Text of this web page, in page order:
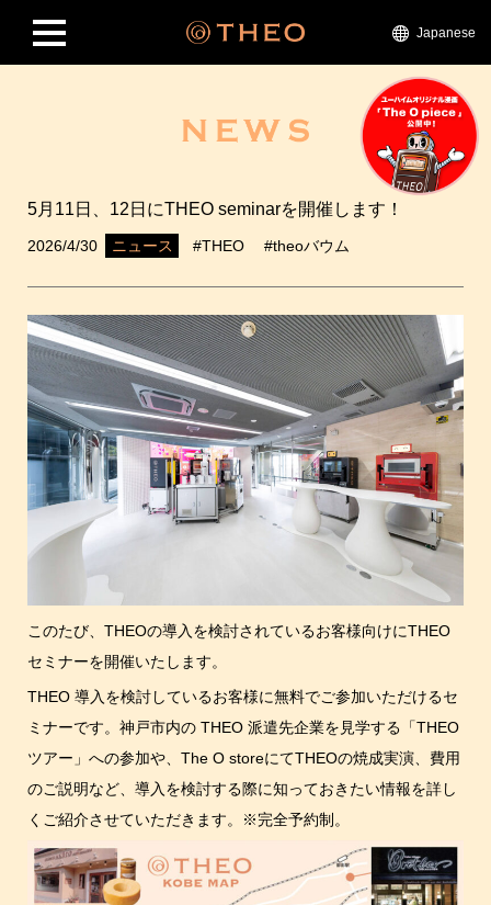
Japanese
5月11日、12日にTHEO seminarを開催します！
2026/4/30 ニュース #THEO #theoバウム
このたび、THEOの導入を検討されているお客様向けにTHEO
セミナーを開催いたします。
THEO 導入を検討しているお客様に無料でご参加いただけるセ
ミナーです。神戸市内の THEO 派遣先企業を見学する「THEO
ツアー」への参加や、The O storeにてTHEOの焼成実演、費用
のご説明など、導入を検討する際に知っておきたい情報を詳し
くご紹介させていただきます。※完全予約制。